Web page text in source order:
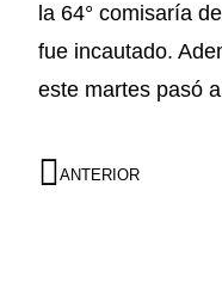
la 64° comisaría
fue incautado.
este martes pasó
ANTERIOR